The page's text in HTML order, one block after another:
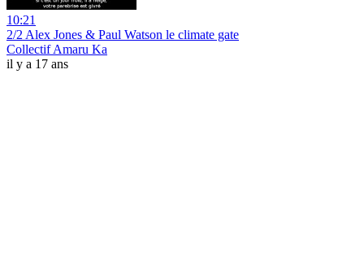
10:21
2/2 Alex Jones & Paul Watson le climate gate
Collectif Amaru Ka
il y a 17 ans